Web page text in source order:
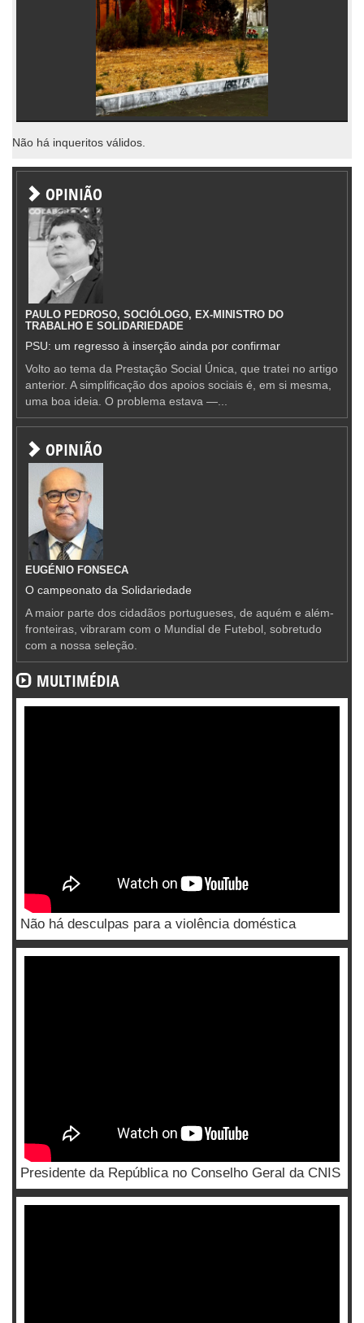
Não há inqueritos válidos.
OPINIÃO
PAULO PEDROSO, SOCIÓLOGO, EX-MINISTRO DO
TRABALHO E SOLIDARIEDADE
PSU: um regresso à inserção ainda por confirmar
Volto ao tema da Prestação Social Única, que tratei no artigo
anterior. A simplificação dos apoios sociais é, em si mesma,
uma boa ideia. O problema estava —...
OPINIÃO
EUGÉNIO FONSECA
O campeonato da Solidariedade
A maior parte dos cidadãos portugueses, de aquém e além-
fronteiras, vibraram com o Mundial de Futebol, sobretudo
com a nossa seleção.
MULTIMÉDIA
Não há desculpas para a violência doméstica
Presidente da República no Conselho Geral da CNIS